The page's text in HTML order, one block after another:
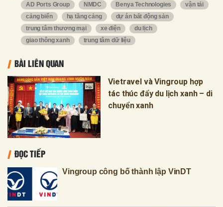
AD Ports Group
NMDC Benya Technologies
vận tải
cảng biển
hạ tầng cảng
dự án bất động sản
trung tâm thương mại
xe điện
du lịch
giao thông xanh
trung tâm dữ liệu
BÀI LIÊN QUAN
Vietravel và Vingroup hợp
tác thúc đẩy du lịch xanh – di
chuyển xanh
ĐỌC TIẾP
Vingroup công bố thành lập VinDT